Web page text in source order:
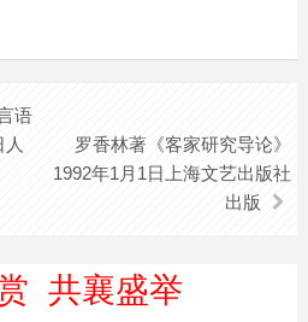
语
罗香林著《客家研究导论》
1992年1月1日上海文艺出版社
出版
共襄盛举